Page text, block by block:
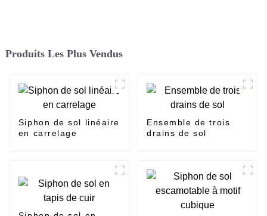
Produits Les Plus Vendus
Siphon de sol linéaire
en carrelage
Ensemble de trois
drains de sol